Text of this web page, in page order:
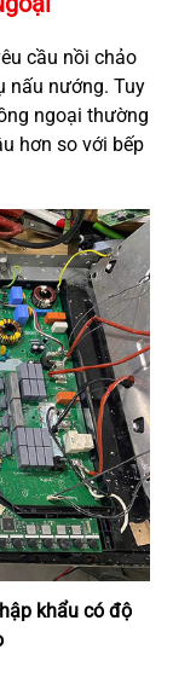
cầu nồi chảo
nấu nướng. Tuy
ngoại thường
hơn so với bếp
khẩu có độ